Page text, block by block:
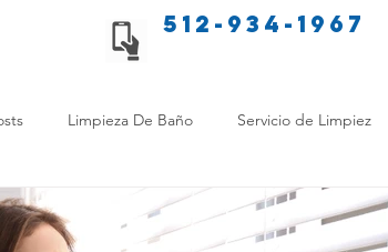
de Texas 512-934-1967
Limpieza De Baño Servicio de Limpiez
Consejos de limpieza para mascotas Consejos